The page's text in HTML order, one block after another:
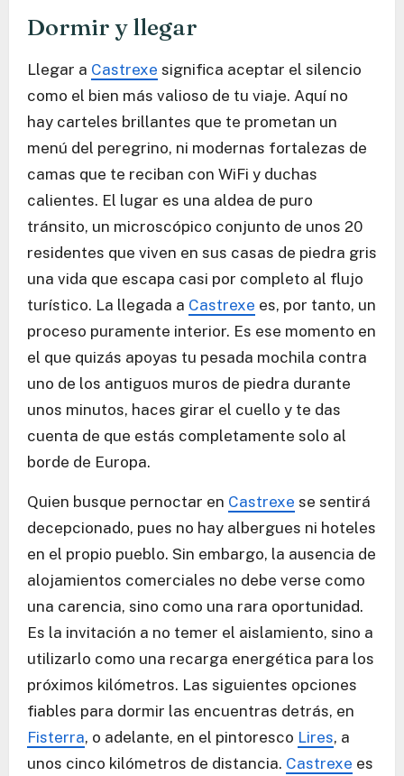
Dormir y llegar
Llegar a Castrexe significa aceptar el silencio
como el bien más valioso de tu viaje. Aquí no
hay carteles brillantes que te prometan un
menú del peregrino, ni modernas fortalezas de
camas que te reciban con WiFi y duchas
calientes. El lugar es una aldea de puro
tránsito, un microscópico conjunto de unos 20
residentes que viven en sus casas de piedra gris
una vida que escapa casi por completo al flujo
turístico. La llegada a Castrexe es, por tanto, un
proceso puramente interior. Es ese momento en
el que quizás apoyas tu pesada mochila contra
uno de los antiguos muros de piedra durante
unos minutos, haces girar el cuello y te das
cuenta de que estás completamente solo al
borde de Europa.
Quien busque pernoctar en Castrexe se sentirá
decepcionado, pues no hay albergues ni hoteles
en el propio pueblo. Sin embargo, la ausencia de
alojamientos comerciales no debe verse como
una carencia, sino como una rara oportunidad.
Es la invitación a no temer el aislamiento, sino a
utilizarlo como una recarga energética para los
próximos kilómetros. Las siguientes opciones
fiables para dormir las encuentras detrás, en
Fisterra, o adelante, en el pintoresco Lires, a
unos cinco kilómetros de distancia. Castrexe es